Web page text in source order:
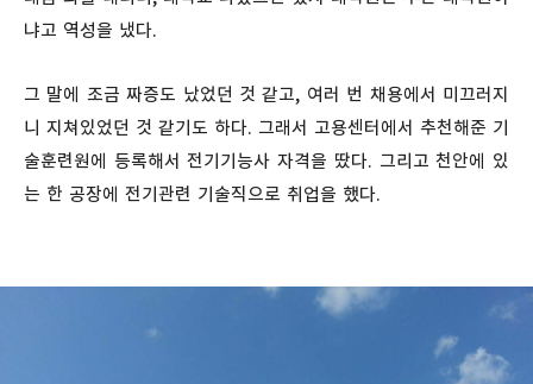
냐고 역성을 냈다.
그 말에 조금 짜증도 났었던 것 같고, 여러 번 채용에서 미끄러지
니 지쳐있었던 것 같기도 하다. 그래서 고용센터에서 추천해준 기
술훈련원에 등록해서 전기기능사 자격을 땄다. 그리고 천안에 있
는 한 공장에 전기관련 기술직으로 취업을 했다.